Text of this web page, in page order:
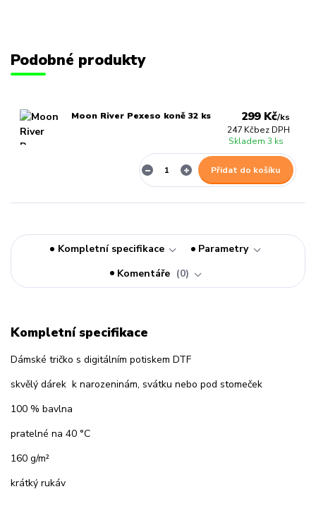
Podobné produkty
Moon River Pexeso koně 32 ks 299 Kč/ks
247 Kčbez DPH
Skladem 3 ks
Přidat do košíku
Kompletní specifikace
Parametry
Komentáře
0
Kompletní specifikace
Dámské tričko s digitálním potiskem DTF
skvělý dárek k narozeninám, svátku nebo pod stomeček
100 % bavlna
pratelné na 40 °C
160 g/m²
krátký rukáv